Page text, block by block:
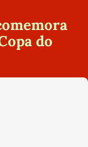
do